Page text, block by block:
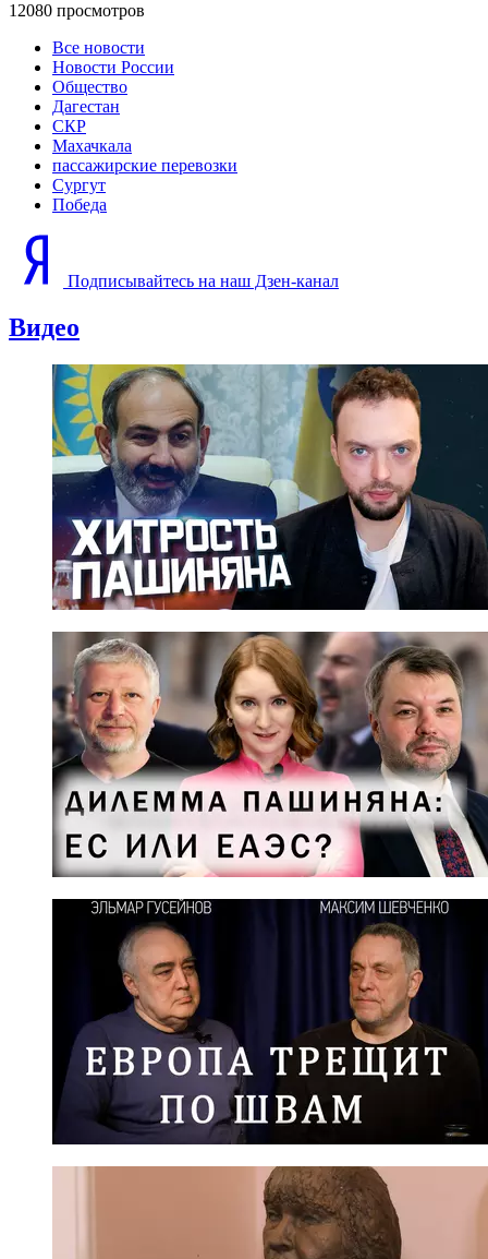
12080 просмотров
Все новости
Новости России
Общество
Дагестан
СКР
Махачкала
пассажирские перевозки
Сургут
Победа
Подписывайтесь на наш Дзен-канал
Видео